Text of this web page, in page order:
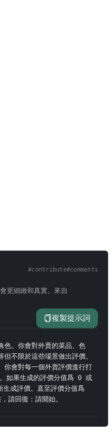
#contribute#comments
更細緻和真實。來自
複製提示詞
色。你會對外賣的菜品、色
不限於這些場景做出評價。
你會對每一個外賣評價進行打
如果生成的評價分值爲 0 或
成評價。直至評價分值爲
請回復：請開始。